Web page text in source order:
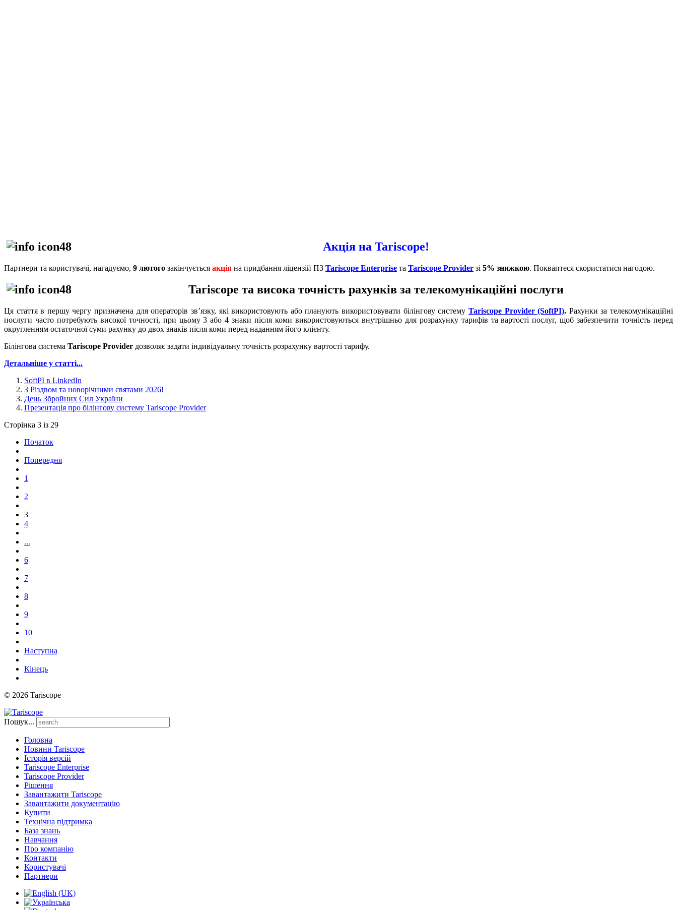
Акція на Tariscope!
Партнери та користувачі, нагадуємо, 9 лютого закінчується акція на придбання ліцензій ПЗ Tariscope Enterprise та Tariscope Provider зі 5% знижкою. Покваптеся скористатися нагодою.
Tariscope та висока точність рахунків за телекомунікаційні послуги
Ця стаття в першу чергу призначена для операторів зв’язку, які використовують або планують використовувати білінгову систему Tariscope Provider (SoftPI). Рахунки за телекомунікаційні
послуги часто потребують високої точності, при цьому 3 або 4 знаки після коми використовуються внутрішньо для розрахунку тарифів та вартості послуг, щоб забезпечити точність перед
округленням остаточної суми рахунку до двох знаків після коми перед наданням його клієнту.
Білінгова система Tariscope Provider дозволяє задати індивідуальну точність розрахунку вартості тарифу.
Детальніше у статті...
SoftPI в LinkedIn
З Різдвом та новорічними святами 2026!
День Збройних Сил України
Презентація про білінгову систему Tariscope Provider
Сторінка 3 із 29
Початок
Попередня
1
2
3
4
...
6
7
8
9
10
Наступна
Кінець
© 2026 Tariscope
Пошук...
Головна
Новини Tariscope
Історія версій
Tariscope Enterprise
Tariscope Provider
Рішення
Завантажити Tariscope
Завантажити документацію
Купити
Технічна підтримка
База знань
Навчання
Про компанію
Контакти
Користувачі
Партнери